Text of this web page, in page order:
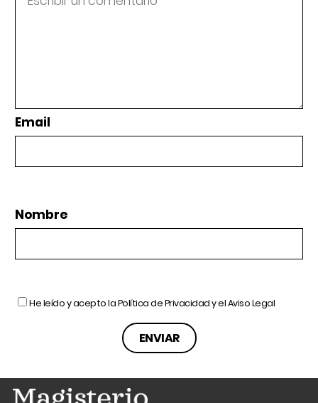
Email
Nombre
He leído y acepto laPolítica de Privacidady elAviso Legal